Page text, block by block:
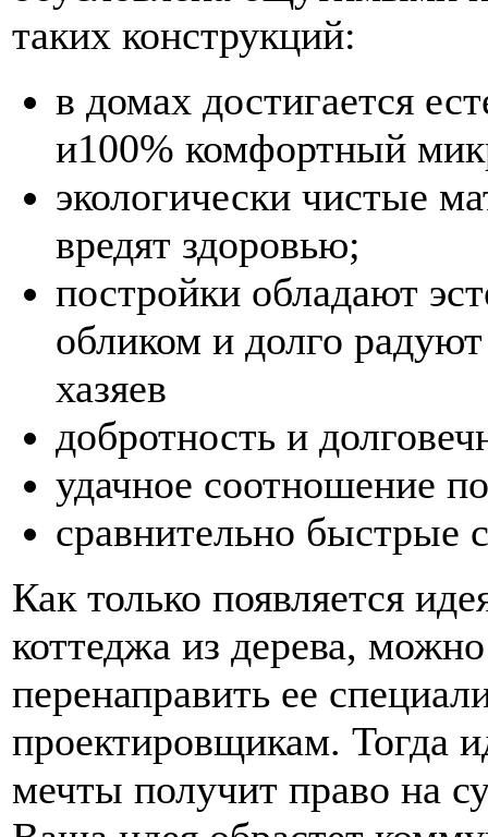
таких конструкций:
в домах достигается
и100% комфортный
экологически чистые
вредят здоровью;
постройки обладают
обликом и долго
хазяев
добротность и
удачное соотношение
сравнительно быстрые
Как только появляется
коттеджа из дерева,
перенаправить ее
проектировщикам. Тогда
мечты получит право на